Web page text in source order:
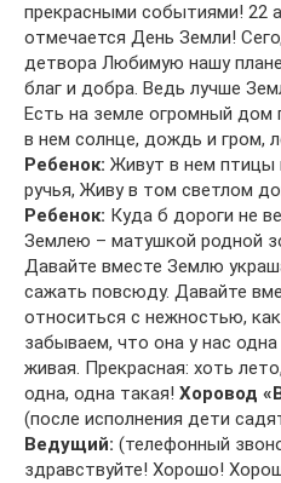
прекрасными событиями! 22
отмечается День Земли!
детвора Любимую нашу
благ и добра. Ведь лучше
Есть на земле огромный дом
в нем солнце, дождь и гром,
Ребенок: Живут в нем птицы
ручья, Живу в том светлом
Ребенок: Куда б дороги не
Землею – матушкой родной
Давайте вместе Землю
сажать повсюду. Давайте
относиться с нежностью,
забываем, что она у нас
живая. Прекрасная: хоть
одна, одна такая! Хоровод
(после исполнения дети
Ведущий: (телефонный
здравствуйте! Хорошо!